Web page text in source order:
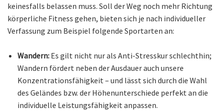
keinesfalls belassen muss. Soll der Weg noch mehr Richtung
körperliche Fitness gehen, bieten sich je nach individueller
Verfassung zum Beispiel folgende Sportarten an:
Wandern: Es gilt nicht nur als Anti-Stresskur schlechthin;
Wandern fördert neben der Ausdauer auch unsere
Konzentrationsfähigkeit – und lässt sich durch die Wahl
des Geländes bzw. der Höhenunterschiede perfekt an die
individuelle Leistungsfähigkeit anpassen.